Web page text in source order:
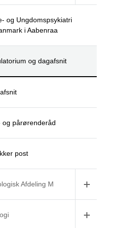
og Ungdomspsykiatri
i Aabenraa
og dagafsnit
og pårørenderåd
post
Afdeling M